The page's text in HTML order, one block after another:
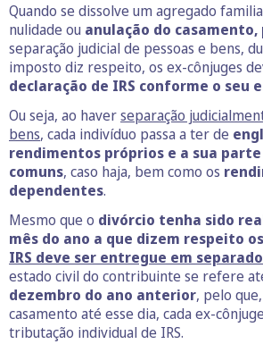
Quando se dissolve um agregado
nulidade ou anulação do
separação judicial de pessoas e bens,
imposto diz respeito, os ex-cônjuges
declaração de IRS conforme o seu
Ou seja, ao haverseparação
bens, cada indivíduo passa a ter de
rendimentos próprios e a sua
comuns, caso haja, bem como os
dependentes.
Mesmo que o divórcio tenha sido
mês do ano a que dizem respeito
IRS deve ser entregue em separado
estado civil do contribuinte se refere
dezembro do ano anterior, pelo
casamento até esse dia, cada ex-
tributação individual de IRS.